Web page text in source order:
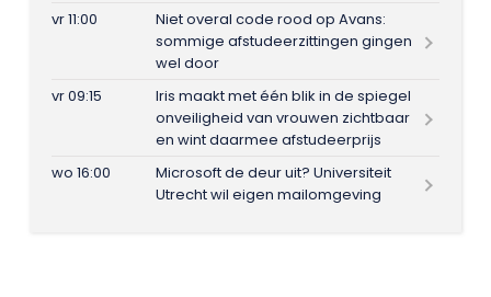
vr 11:00
Niet overal code rood op Avans:
sommige afstudeerzittingen gingen
wel door
vr 09:15
Iris maakt met één blik in de spiegel
onveiligheid van vrouwen zichtbaar
en wint daarmee afstudeerprijs
wo 16:00
Microsoft de deur uit? Universiteit
Utrecht wil eigen mailomgeving